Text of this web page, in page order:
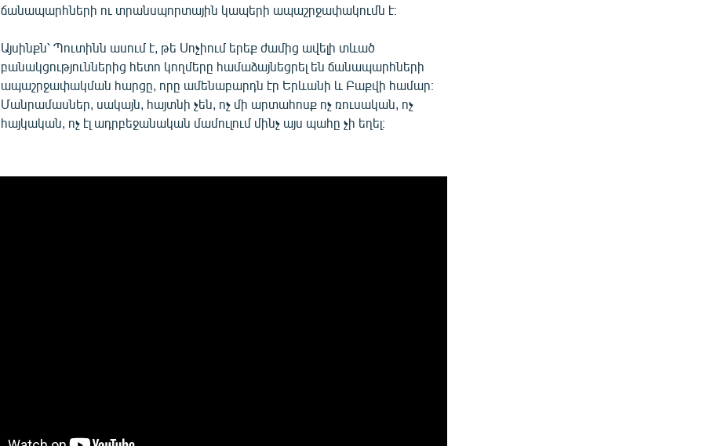
ճանապարհների ու տրանսպորտային կապերի ապաշրջափակումն է։
Այսինքն՝ Պուտինն ասում է, թե Սոչիում երեք ժամից ավելի տևած
բանակցություններից հետո կողմերը համաձայնեցրել են ճանապարհների
ապաշրջափակման հարցը, որը ամենաբարդն էր Երևանի և Բաքվի համար։
Մանրամասներ, սակայն, հայտնի չեն, ոչ մի արտահոսք ոչ ռուսական, ոչ
հայկական, ոչ էլ ադրբեջանական մամուլում մինչ այս պահը չի եղել։